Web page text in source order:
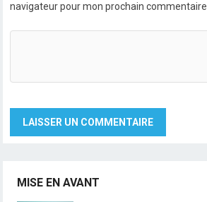
navigateur pour mon prochain commentaire.
MISE EN AVANT